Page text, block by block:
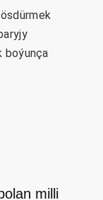
boýunça
milli